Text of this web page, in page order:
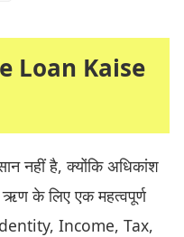
Loan Kaise
नहीं है, क्योंकि अधिकांश
ऋण के लिए एक महत्वपूर्ण
Income, Tax,